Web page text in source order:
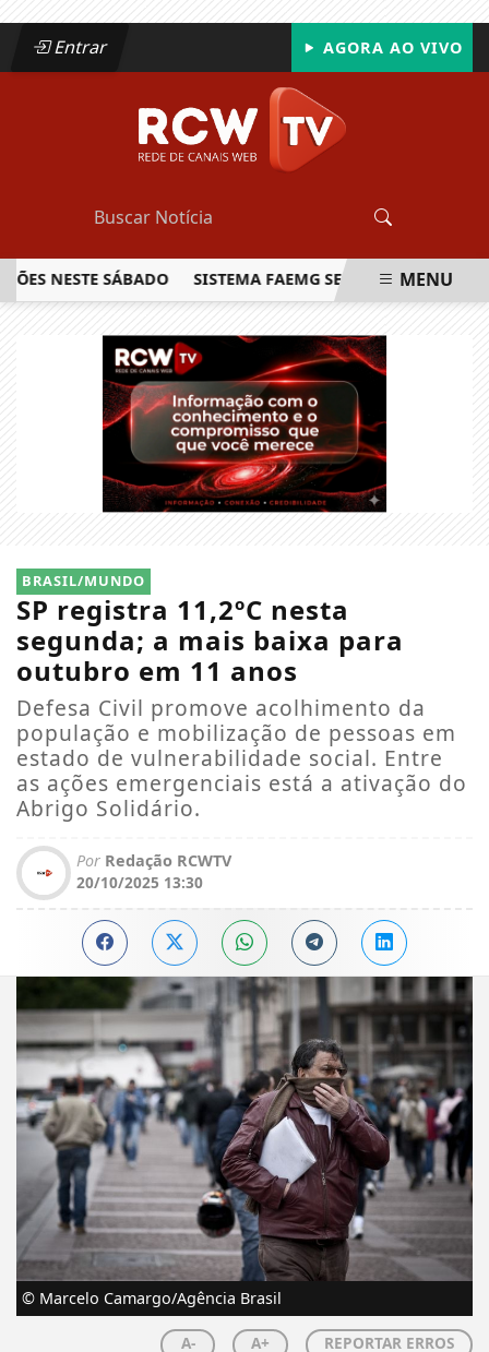
Entrar AGORA AO VIVO
NESTE SÁBADO SISTEMA FAEMG SENAR LANÇA O
MENU
BRASIL/MUNDO
SP registra 11,2ºC nesta
segunda; a mais baixa para
outubro em 11 anos
Defesa Civil promove acolhimento da
população e mobilização de pessoas em
estado de vulnerabilidade social. Entre
as ações emergenciais está a ativação do
Abrigo Solidário.
Por Redação RCWTV
20/10/2025 13:30
© Marcelo Camargo/Agência Brasil
A- A+ REPORTAR ERROS